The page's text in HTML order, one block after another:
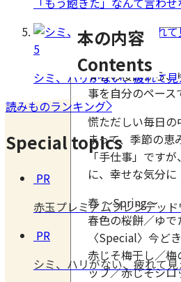
本の内容
Contents
★春の桜餅から、
事を自分のペー
慌ただしい毎日
まって、季節の
「手仕事」です
に、幸せな気分に
春 ～Spring～
春色の桜餅／ゆ
〈Special〉今ど
赤じそ梅干し／
ップ／赤じそシロ
5
シミ、ハリがない、疲れて
読みものランキング
Special topics
PR
赤玉プレミアムブレンデッ
PR
シミ、ハリがない、疲れて